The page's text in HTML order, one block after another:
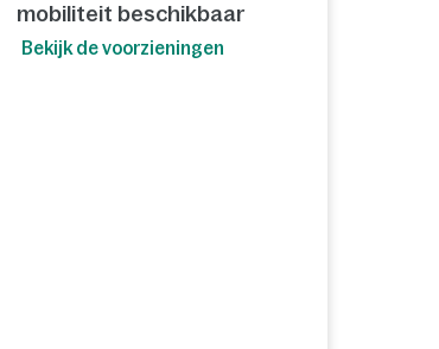
mobiliteit beschikbaar
Bekijk de voorzieningen